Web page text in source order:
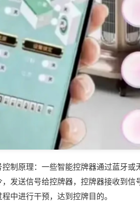
控制原理：一些智能控牌器通过蓝牙
发送信号给控牌器，控牌器接收到
中进行干预，达到控牌目的。